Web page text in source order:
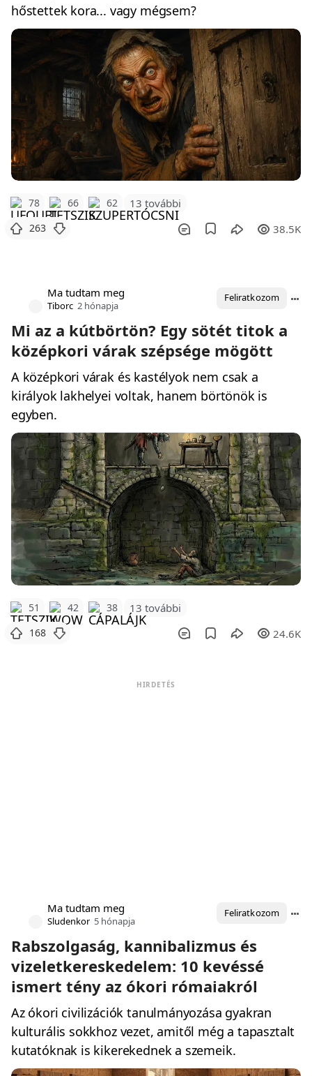
hőstettek kora... vagy mégsem?
78 66 62 13 további
263 38.5K
Ma tudtam meg
Tiborc 2 hónapja
Feliratkozom
Mi az a kútbörtön? Egy sötét titok a
középkori várak szépsége mögött
A középkori várak és kastélyok nem csak a
királyok lakhelyei voltak, hanem börtönök is
egyben.
51 42 38 13 további
168 24.6K
HIRDETÉS
Ma tudtam meg
Sludenkor 5 hónapja
Feliratkozom
Rabszolgaság, kannibalizmus és
vizeletkereskedelem: 10 kevéssé
ismert tény az ókori rómaiakról
Az ókori civilizációk tanulmányozása gyakran
kulturális sokkhoz vezet, amitől még a tapasztalt
kutatóknak is kikerekednek a szemeik.